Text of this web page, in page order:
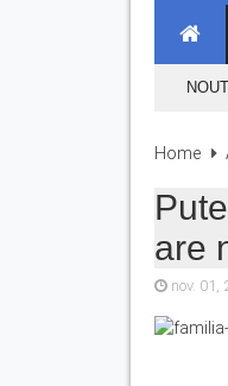
Concertul KLUMEA
Home
are
nov. 01,